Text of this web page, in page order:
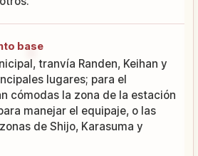
base
tranvía Randen, Keihan y
lugares; para el
cómodas la zona de la estación
manejar el equipaje, o las
de Shijo, Karasuma y